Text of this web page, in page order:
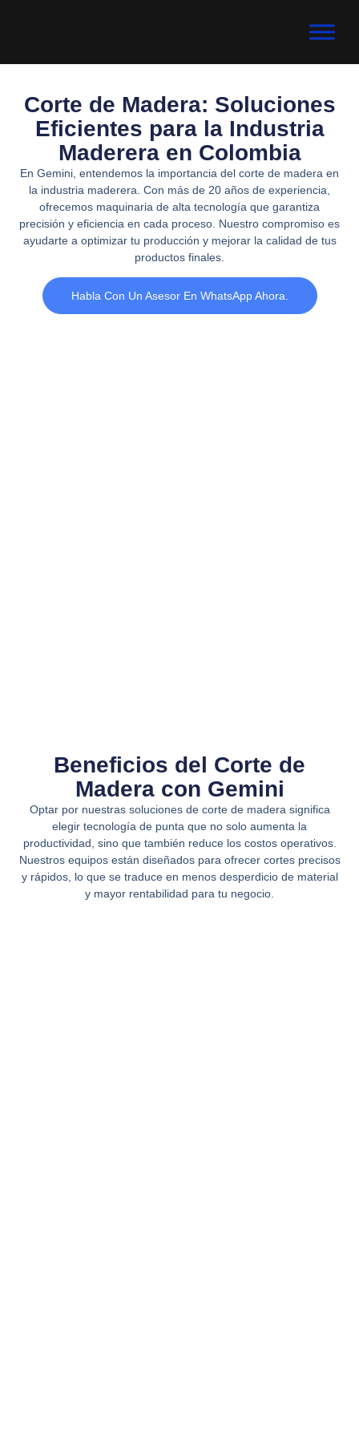
Corte de Madera: Soluciones
Eficientes para la Industria
Maderera en Colombia
En Gemini, entendemos la importancia del corte de madera en
la industria maderera. Con más de 20 años de experiencia,
ofrecemos maquinaria de alta tecnología que garantiza
precisión y eficiencia en cada proceso. Nuestro compromiso es
ayudarte a optimizar tu producción y mejorar la calidad de tus
productos finales.
Habla Con Un Asesor En WhatsApp Ahora.
Beneficios del Corte de
Madera con Gemini
Optar por nuestras soluciones de corte de madera significa
elegir tecnología de punta que no solo aumenta la
productividad, sino que también reduce los costos operativos.
Nuestros equipos están diseñados para ofrecer cortes precisos
y rápidos, lo que se traduce en menos desperdicio de material
y mayor rentabilidad para tu negocio.